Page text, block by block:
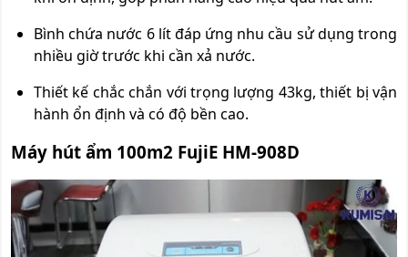
Bình chứa nước 6 lít đáp ứng nhu cầu sử dụng trong
nhiều giờ trước khi cần xả nước.
Thiết kế chắc chắn với trọng lượng 43kg, thiết bị vận
hành ổn định và có độ bền cao.
Máy hút ẩm 100m2 FujiE HM-908D